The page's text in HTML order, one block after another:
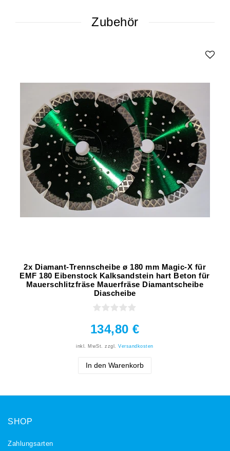
Zubehör
2x Diamant-Trennscheibe ø 180 mm Magic-X für
EMF 180 Eibenstock Kalksandstein hart Beton für
Mauerschlitzfräse Mauerfräse Diamantscheibe
Diascheibe
134,80 €
inkl. MwSt. zzgl.Versandkosten
In den Warenkorb
SHOP
Zahlungsarten